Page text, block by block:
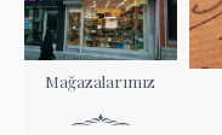
Mağazalarımız